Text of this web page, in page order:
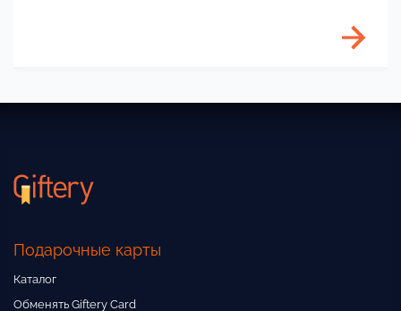
Подарочные карты
Каталог
Обменять Giftery Card